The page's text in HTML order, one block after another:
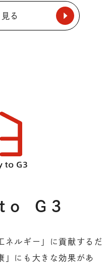
る
G3
ネルギー」に貢献するだ
」にも大きな効果があ